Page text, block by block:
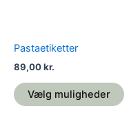
Pastaetiketter
89,00kr.
Vælg muligheder